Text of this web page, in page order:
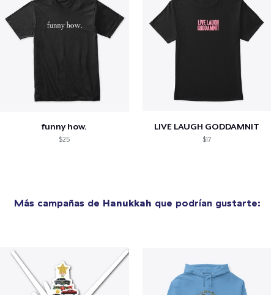
funny how.
$25
LIVE LAUGH GODDAMNIT
$17
Más campañas de Hanukkah que podrían gustarte: